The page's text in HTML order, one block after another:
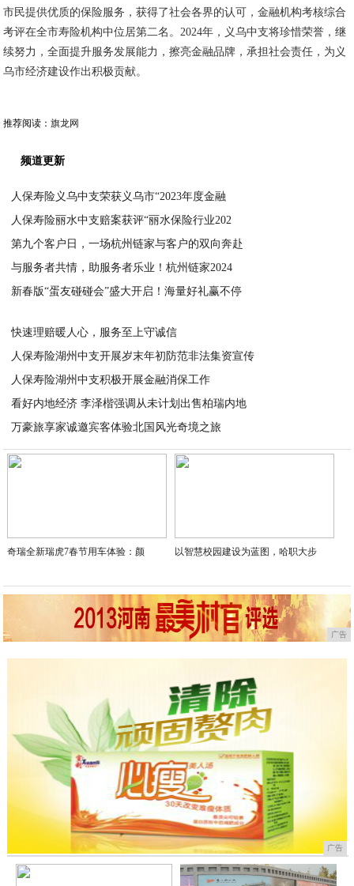
市民提供优质的保险服务，获得了社会各界的认可，金融机构考核综合
考评在全市寿险机构中位居第二名。2024年，义乌中支将珍惜荣誉，继
续努力，全面提升服务发展能力，擦亮金融品牌，承担社会责任，为义
乌市经济建设作出积极贡献。
推荐阅读：旗龙网
频道更新
人保寿险义乌中支荣获义乌市“2023年度金融
人保寿险丽水中支赔案获评“丽水保险行业202
第九个客户日，一场杭州链家与客户的双向奔赴
与服务者共情，助服务者乐业！杭州链家2024
新春版“蛋友碰碰会”盛大开启！海量好礼赢不停
快速理赔暖人心，服务至上守诚信
人保寿险湖州中支开展岁末年初防范非法集资宣传
人保寿险湖州中支积极开展金融消保工作
看好内地经济 李泽楷强调从未计划出售柏瑞内地
万豪旅享家诚邀宾客体验北国风光奇境之旅
2024-01-30
奇瑞全新瑞虎7春节用车体验：颜 以智慧校园建设为蓝图，哈职大步
广告
广告